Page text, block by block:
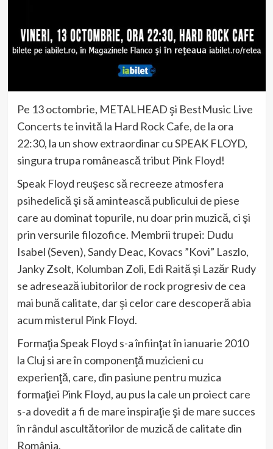
Pe 13 octombrie, METALHEAD şi BestMusic Live
Concerts te invită la Hard Rock Cafe, de la ora
22:30, la un show extraordinar cu SPEAK FLOYD,
singura trupa românească tribut Pink Floyd!
Speak Floyd reuşesc să recreeze atmosfera
psihedelică şi să amintească publicului de piese
care au dominat topurile, nu doar prin muzică, ci şi
prin versurile filozofice. Membrii trupei: Dudu
Isabel (Seven), Sandy Deac, Kovacs ”Kovi” Laszlo,
Janky Zsolt, Kolumban Zoli, Edi Raită şi Lazăr Rudy
se adresează iubitorilor de rock progresiv de cea
mai bună calitate, dar şi celor care descoperă abia
acum misterul Pink Floyd.
Formaţia Speak Floyd s-a înfiinţat în ianuarie 2010
la Cluj si are în componenţă muzicieni cu
experienţă, care, din pasiune pentru muzica
formaţiei Pink Floyd, au pus la cale un proiect care
s-a dovedit a fi de mare inspiraţie şi de mare succes
în rândul ascultătorilor de muzică de calitate din
România.